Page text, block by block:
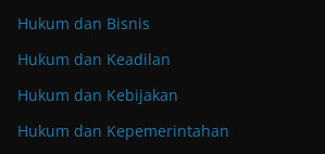
Hukum dan Bisnis
Hukum dan Keadilan
Hukum dan Kebijakan
Hukum dan Kepemerintahan